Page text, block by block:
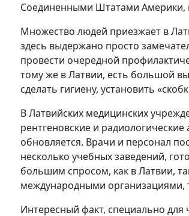
Соединенными Штатами Америки,
Множество людей приезжает в
здесь выдержано просто
провести очередной
тому же в Латвии, есть большой
сделать гигиену, установить
В Латвийских медицинских
рентгеновские и
обновляется. Врачи и персонал
несколько учебных заведений,
большим спросом, как в Латвии,
международными организациями,
Интересный факт, специально для